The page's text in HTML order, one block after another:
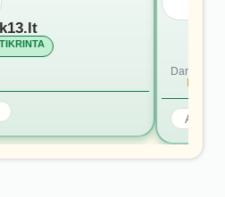
Dar nėra